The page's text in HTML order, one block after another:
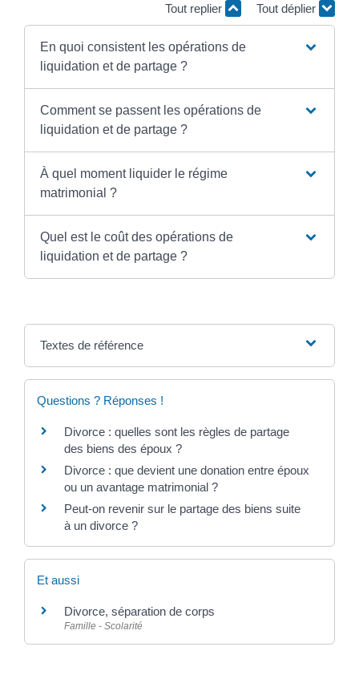
Tout replier Tout déplier
En quoi consistent les opérations de
liquidation et de partage ?
Comment se passent les opérations de
liquidation et de partage ?
À quel moment liquider le régime
matrimonial ?
Quel est le coût des opérations de
liquidation et de partage ?
Textes de référence
Questions ? Réponses !
Divorce : quelles sont les règles de partage
des biens des époux ?
Divorce : que devient une donation entre époux
ou un avantage matrimonial ?
Peut-on revenir sur le partage des biens suite
à un divorce ?
Et aussi
Divorce, séparation de corps
Famille - Scolarité